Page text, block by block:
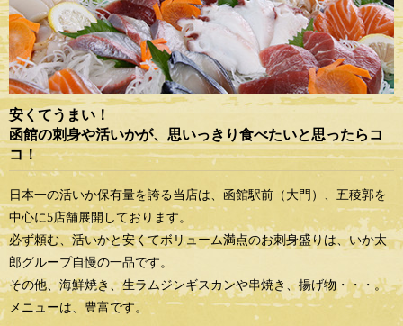
安くてうまい！
函館の刺身や活いかが、思いっきり食べたいと思ったらコ
コ！
日本一の活いか保有量を誇る当店は、函館駅前（大門）、五稜郭を
中心に5店舗展開しております。
必ず頼む、活いかと安くてボリューム満点のお刺身盛りは、いか太
郎グループ自慢の一品です。
その他、海鮮焼き、生ラムジンギスカンや串焼き、揚げ物・・・。
メニューは、豊富です。